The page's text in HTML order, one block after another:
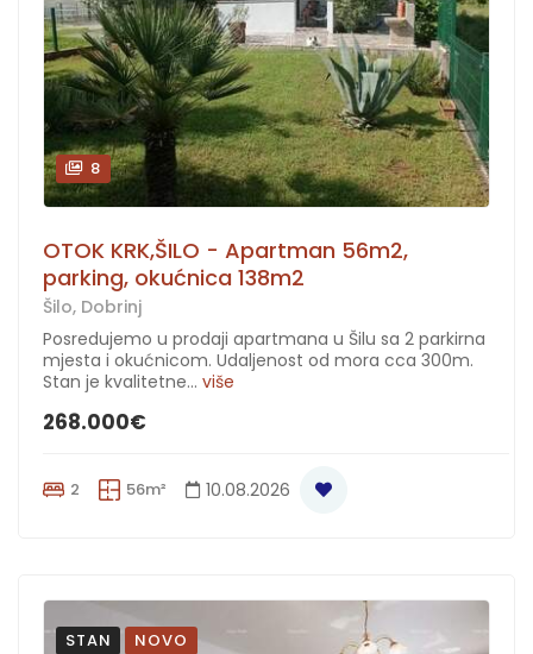
8
OTOK KRK,ŠILO - Apartman 56m2,
parking, okućnica 138m2
Šilo, Dobrinj
Posredujemo u prodaji apartmana u Šilu sa 2 parkirna
mjesta i okućnicom. Udaljenost od mora cca 300m.
Stan je kvalitetne... više
268.000€
2 56m² 10.08.2026
STAN NOVO